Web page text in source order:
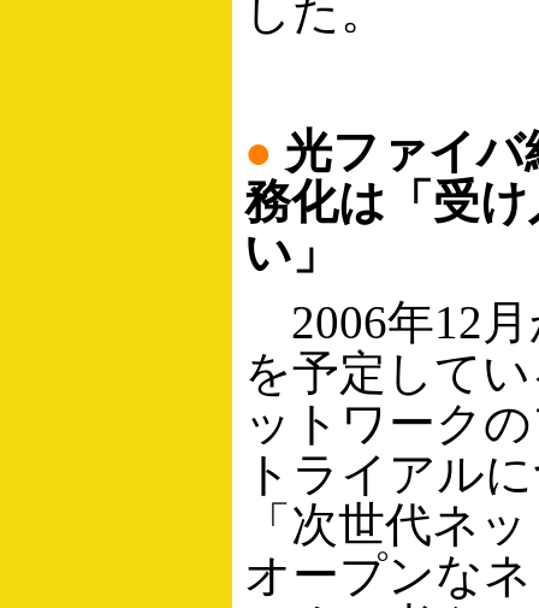
した。
● 光ファイバ
務化は「受
い」
2006年12
を予定して
ットワーク
トライアル
「次世代ネ
オープンな